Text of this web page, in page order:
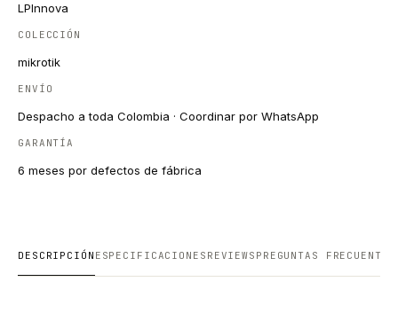
LPInnova
COLECCIÓN
mikrotik
ENVÍO
Despacho a toda Colombia · Coordinar por WhatsApp
GARANTÍA
6 meses por defectos de fábrica
DESCRIPCIÓN ESPECIFICACIONES REVIEWS PREGUNTAS FRECUENTES